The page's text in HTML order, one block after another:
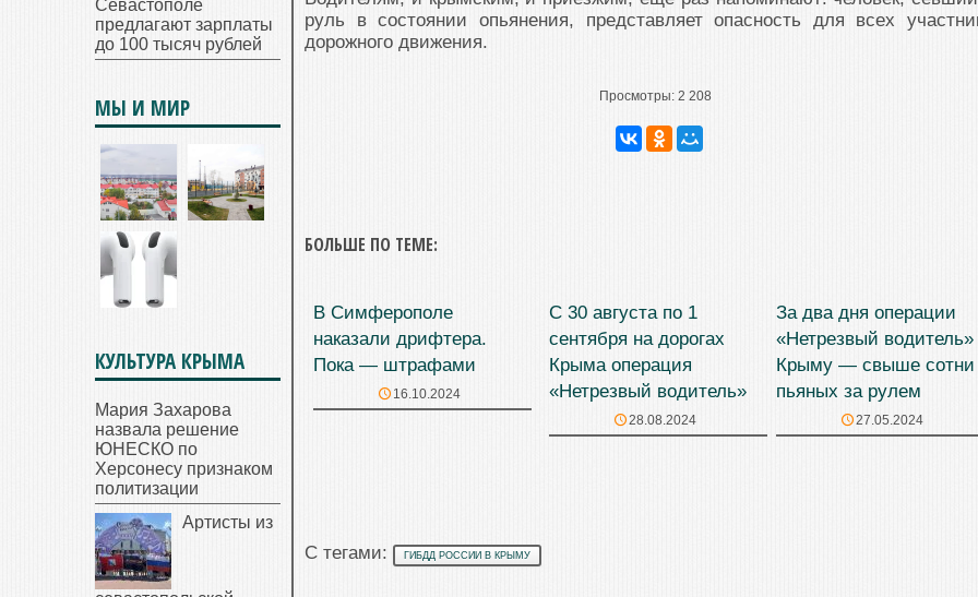
руль в состоянии опьянения, представляет опасность для всех
дорожного движения.
Просмотры: 2 208
БОЛЬШЕ ПО ТЕМЕ:
В Симферополе
наказали дрифтера.
Пока — штрафами
16.10.2024
С 30 августа по 1
сентября на дорогах
Крыма операция
«Нетрезвый водитель»
28.08.2024
За два дня операции
«Нетрезвый водитель»
Крыму — свыше сотни
пьяных за рулем
27.05.2024
С тегами: ГИБДД РОССИИ В КРЫМУ
Севастополе
предлагают зарплаты
до 100 тысяч рублей
МЫ И МИР
КУЛЬТУРА КРЫМА
Мария Захарова
назвала решение
ЮНЕСКО по
Херсонесу признаком
политизации
Артисты из